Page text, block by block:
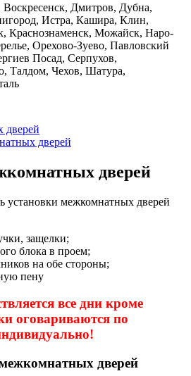
Дмитров, Дубна,
Истра, Кашира, Клин,
Краснознаменск, Можайск, Наро-
Орехово-Зуево, Павловский
Посад, Серпухов,
Талдом, Чехов, Шатура,
дверей
дверей
дверей
установки межкомнатных дверей
защелки;
блока в проем;
на обе стороны;
пену
все дни кроме
оговариваются по
дверей